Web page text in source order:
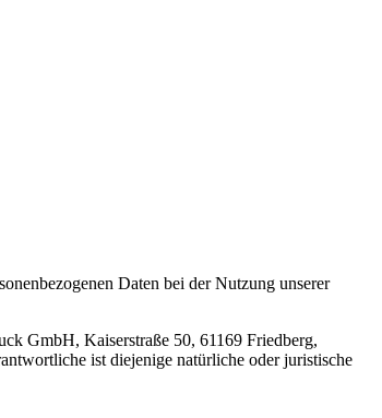
Daten bei der Nutzung unserer
GmbH, Kaiserstraße 50, 61169 Friedberg,
ist diejenige natürliche oder juristische